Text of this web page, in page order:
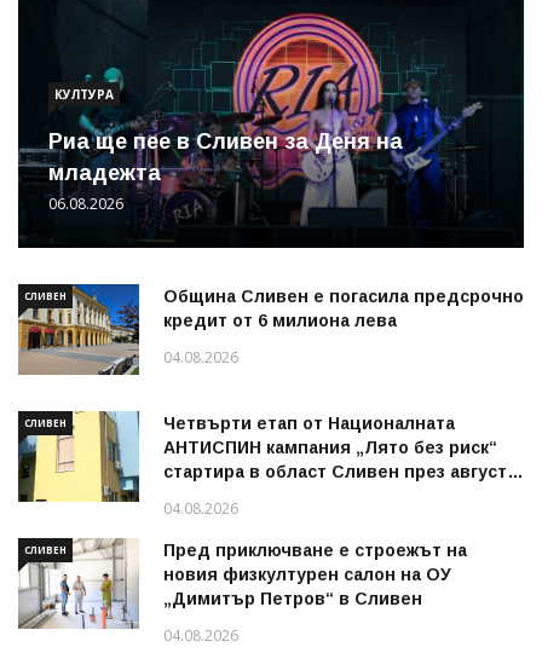
КУЛТУРА
Риа ще пее в Сливен за Деня на
младежта
06.08.2026
СЛИВЕН
Община Сливен е погасила предсрочно
кредит от 6 милиона лева
04.08.2026
СЛИВЕН
Четвърти етап от Националната
АНТИСПИН кампания „Лято без риск“
стартира в област Сливен през август
04.08.2026
СЛИВЕН
Пред приключване е строежът на
новия физкултурен салон на ОУ
„Димитър Петров“ в Сливен
04.08.2026